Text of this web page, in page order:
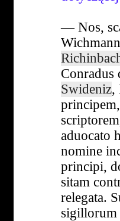
— Nos,
Conradus
Swideniz,
aduocato
nomine
principi,
sitam
relegata.
sigillorum